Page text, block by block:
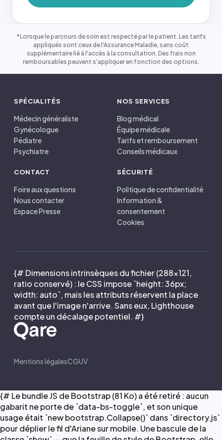
*Lorsque le parcours de soin est respecté par le patient. Les tarifs
appliqués sont ceux de l'Assurance Maladie, sans coût
supplémentaire lié à l'accès à la consultation. Des frais non
remboursables peuvent s'appliquer en fonction des options.
SPÉCIALITÉS
Médecin généraliste
Gynécologue
Pédiatre
Psychiatre
NOS SERVICES
Blog médical
Équipe médicale
Tarifs et remboursement
Conseils médicaux
CONTACT
Foire aux questions
Nous contacter
Espace Presse
SÉCURITÉ
Politique de confidentialité
Information &
consentement
Cookies
{# Dimensions intrinsèques du fichier (288×121,
ratio conservé) : le CSS impose `height: 36px;
width: auto`, mais les attributs réservent la place
avant que l'image n'arrive. Sans eux, Lighthouse
compte un décalage potentiel. #}
Mentions légalesCGUV
{# Le bundle JS de Bootstrap (81 Ko) a été retiré : aucun
gabarit ne porte de `data-bs-toggle`, et son unique
usage était `new bootstrap.Collapse()` dans `directory.js`
pour déplier le fil d'Ariane sur mobile. Une bascule de la